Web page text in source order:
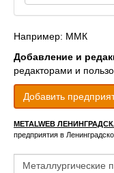
Например: ММК
Добавление и
редакторами и
Добавить
METALWEB
предприятия в